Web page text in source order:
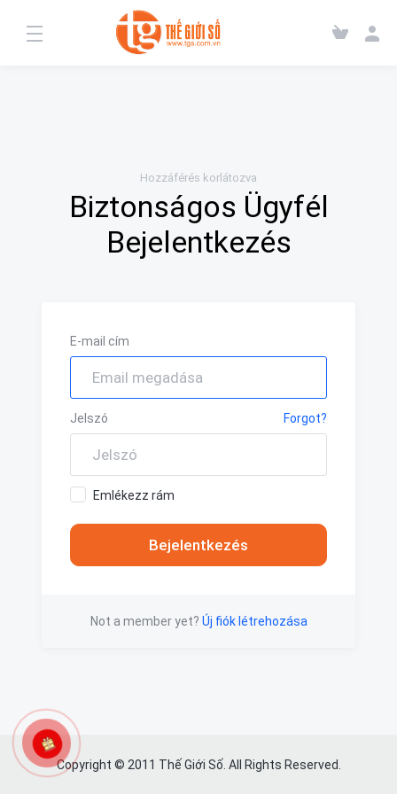
Hozzáférés korlátozva
Biztonságos Ügyfél
Bejelentkezés
E-mail cím
Jelszó Forgot?
Emlékezz rám
Not a member yet? Új fiók létrehozása
Copyright © 2011 Thế Giới Số. All Rights Reserved.